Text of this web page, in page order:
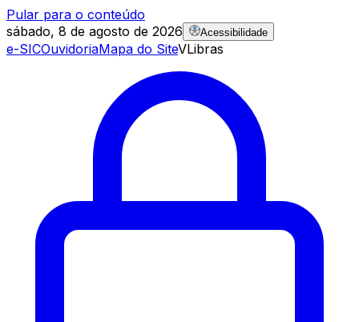
Pular para o conteúdo
sábado, 8 de agosto de 2026
Acessibilidade
e-SICOuvidoriaMapa do SiteVLibras